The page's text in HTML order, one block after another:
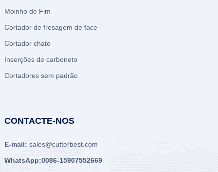
Moinho de Fim
Cortador de fresagem de face
Cortador chato
Inserções de carboneto
Cortadores sem padrão
CONTACTE-NOS
E-mail: sales@cutterbest.com
WhatsApp:0086-15907552669